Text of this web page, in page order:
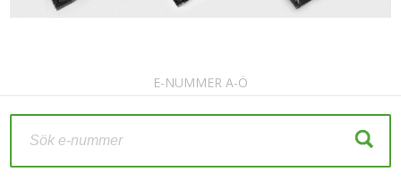
E-NUMMER A-Ö